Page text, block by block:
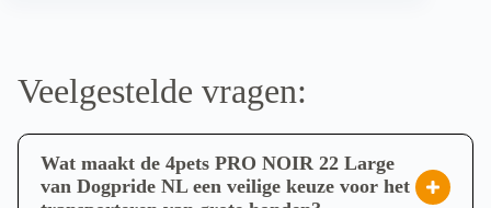
Veelgestelde vragen:
Wat maakt de 4pets PRO NOIR 22 Large
van Dogpride NL een veilige keuze voor het